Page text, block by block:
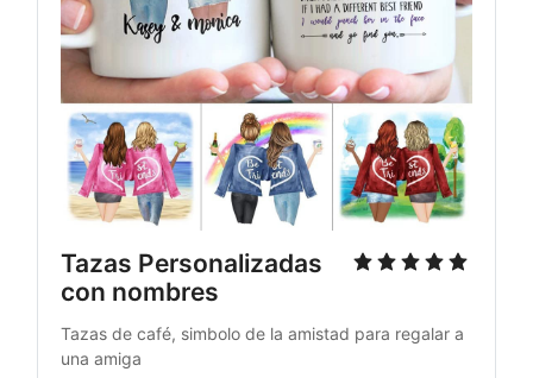
Tazas Personalizadas
con nombres
Tazas de café, simbolo de la amistad para regalar a
una amiga